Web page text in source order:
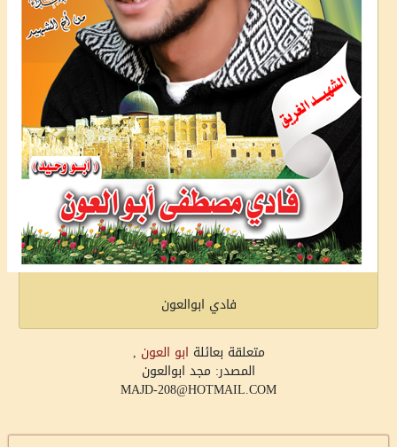
فادي ابوالعون
متعلقة بعائلة ابو العون ,
المصدر: مجد ابوالعون
MAJD-208@HOTMAIL.COM